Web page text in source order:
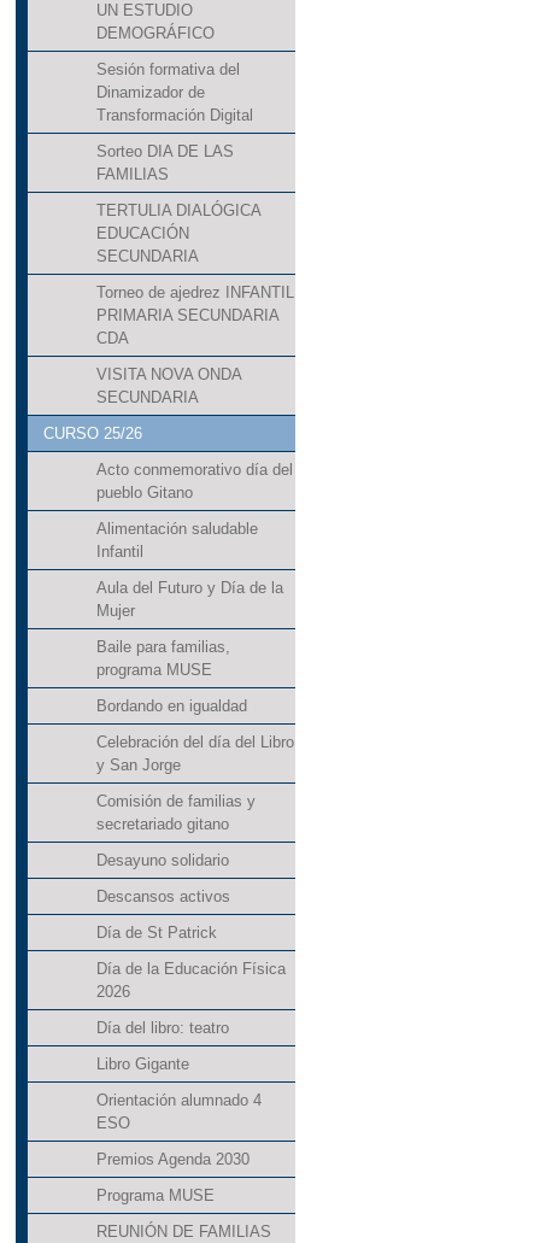
UN ESTUDIO
DEMOGRÁFICO
Sesión formativa del
Dinamizador de
Transformación Digital
Sorteo DIA DE LAS
FAMILIAS
TERTULIA DIALÓGICA
EDUCACIÓN
SECUNDARIA
Torneo de ajedrez INFANTIL
PRIMARIA SECUNDARIA
CDA
VISITA NOVA ONDA
SECUNDARIA
CURSO 25/26
Acto conmemorativo día del
pueblo Gitano
Alimentación saludable
Infantil
Aula del Futuro y Día de la
Mujer
Baile para familias,
programa MUSE
Bordando en igualdad
Celebración del día del Libro
y San Jorge
Comisión de familias y
secretariado gitano
Desayuno solidario
Descansos activos
Día de St Patrick
Día de la Educación Física
2026
Día del libro: teatro
Libro Gigante
Orientación alumnado 4
ESO
Premios Agenda 2030
Programa MUSE
REUNIÓN DE FAMILIAS